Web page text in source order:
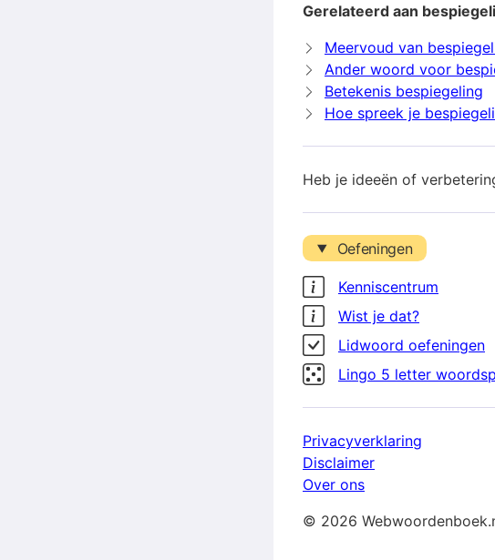
Gerelateerd aan
Meervoud van
Ander woord voor
Betekenis bespiegeling
Hoe spreek je
Heb je ideeën of
Oefeningen
Kenniscentrum
Wist je dat?
Lidwoord oefeningen
Lingo 5 letter
Privacyverklaring
Disclaimer
Over ons
© 2026